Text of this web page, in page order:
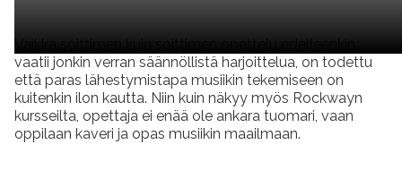
vaatii jonkin verran säännöllistä harjoittelua, on todettu
että paras lähestymistapa musiikin tekemiseen on
kuitenkin ilon kautta. Niin kuin näkyy myös Rockwayn
kursseilta, opettaja ei enää ole ankara tuomari, vaan
oppilaan kaveri ja opas musiikin maailmaan.